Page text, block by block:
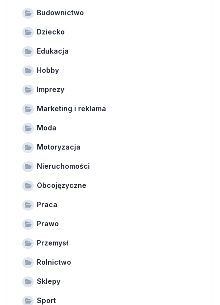
Budownictwo
Dziecko
Edukacja
Hobby
Imprezy
Marketing i reklama
Moda
Motoryzacja
Nieruchomości
Obcojęzyczne
Praca
Prawo
Przemysł
Rolnictwo
Sklepy
Sport